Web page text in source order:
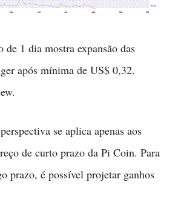
1 dia mostra expansão das
após mínima de US$ 0,32.
se aplica apenas aos
de curto prazo da Pi Coin. Para
prazo, é possível projetar ganhos